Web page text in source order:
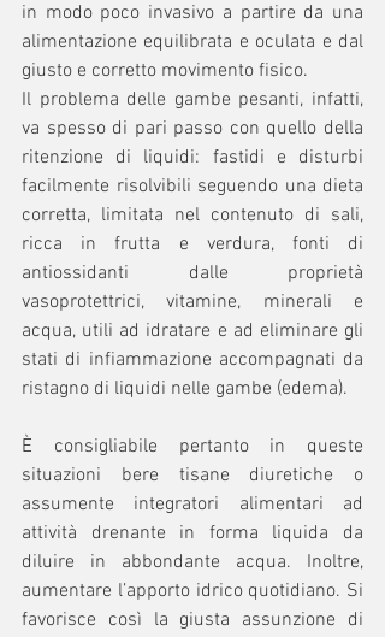
in modo poco invasivo a partire da una
alimentazione equilibrata e oculata e dal
giusto e corretto movimento fisico.
Il problema delle gambe pesanti, infatti,
va spesso di pari passo con quello della
ritenzione di liquidi: fastidi e disturbi
facilmente risolvibili seguendo una dieta
corretta, limitata nel contenuto di sali,
ricca in frutta e verdura, fonti di
antiossidanti dalle proprietà
vasoprotettrici, vitamine, minerali e
acqua, utili ad idratare e ad eliminare gli
stati di infiammazione accompagnati da
ristagno di liquidi nelle gambe (edema).
È consigliabile pertanto in queste
situazioni bere tisane diuretiche o
assumente integratori alimentari ad
attività drenante in forma liquida da
diluire in abbondante acqua. Inoltre,
aumentare l’apporto idrico quotidiano. Si
favorisce così la giusta assunzione di